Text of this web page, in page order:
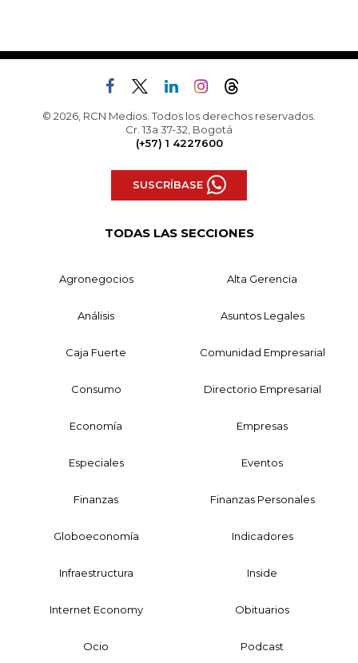
© 2026, RCN Medios. Todos los derechos reservados.
Cr. 13a 37-32, Bogotá
(+57) 1 4227600
SUSCRÍBASE
TODAS LAS SECCIONES
Agronegocios Alta Gerencia
Análisis Asuntos Legales
Caja Fuerte Comunidad Empresarial
Consumo Directorio Empresarial
Economía Empresas
Especiales Eventos
Finanzas Finanzas Personales
Globoeconomía Indicadores
Infraestructura Inside
Internet Economy Obituarios
Ocio Podcast